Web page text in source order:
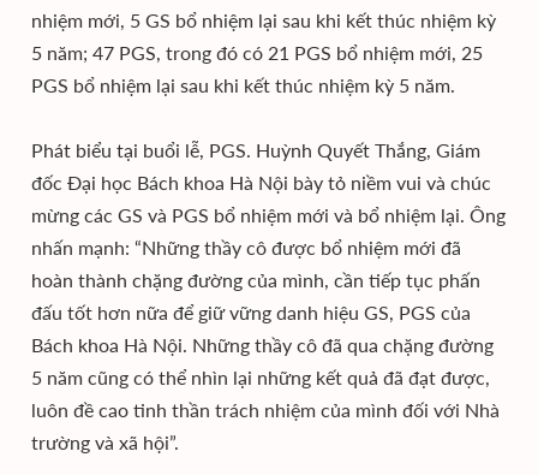
nhiệm mới, 5 GS bổ nhiệm lại sau khi kết thúc nhiệm kỳ
5 năm; 47 PGS, trong đó có 21 PGS bổ nhiệm mới, 25
PGS bổ nhiệm lại sau khi kết thúc nhiệm kỳ 5 năm.
Phát biểu tại buổi lễ, PGS. Huỳnh Quyết Thắng, Giám
đốc Đại học Bách khoa Hà Nội bày tỏ niềm vui và chúc
mừng các GS và PGS bổ nhiệm mới và bổ nhiệm lại. Ông
nhấn mạnh: “Những thầy cô được bổ nhiệm mới đã
hoàn thành chặng đường của mình, cần tiếp tục phấn
đấu tốt hơn nữa để giữ vững danh hiệu GS, PGS của
Bách khoa Hà Nội. Những thầy cô đã qua chặng đường
5 năm cũng có thể nhìn lại những kết quả đã đạt được,
luôn đề cao tinh thần trách nhiệm của mình đối với Nhà
trường và xã hội”.